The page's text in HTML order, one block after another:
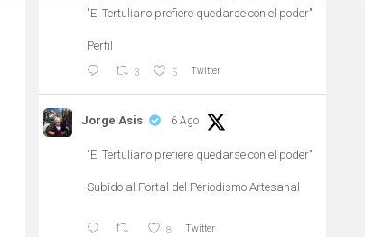
"El Tertuliano prefiere quedarse con el poder"
Perfil
3 5 Twitter
Jorge Asis 6 Ago
"El Tertuliano prefiere quedarse con el poder"
Subido al Portal del Periodismo Artesanal
8 Twitter